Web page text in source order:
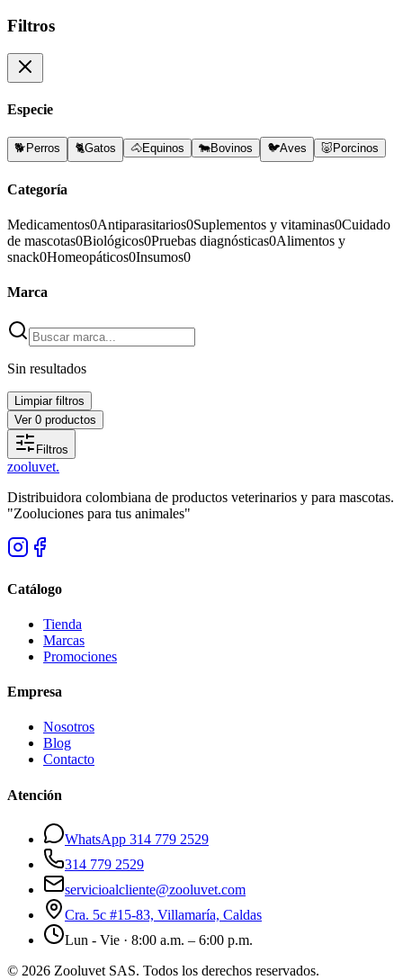
Filtros
Especie
🐕 Perros 🐈Gatos 🐴Equinos 🐄Bovinos 🐦Aves 🐷 Porcinos
Categoría
Medicamentos0Antiparasitarios0Suplementos y vitaminas0Cuidado
de mascotas0Biológicos0Pruebas diagnósticas0Alimentos y
snack0Homeopáticos0Insumos0
Marca
Sin resultados
Limpiar filtros
Ver 0 productos
Filtros
zooluvet.
Distribuidora colombiana de productos veterinarios y para mascotas.
"Zooluciones para tus animales"
Catálogo
Tienda
Marcas
Promociones
Empresa
Nosotros
Blog
Contacto
Atención
WhatsApp 314 779 2529
314 779 2529
servicioalcliente@zooluvet.com
Cra. 5c #15-83, Villamaría, Caldas
Lun - Vie · 8:00 a.m. – 6:00 p.m.
© 2026 Zooluvet SAS. Todos los derechos reservados.